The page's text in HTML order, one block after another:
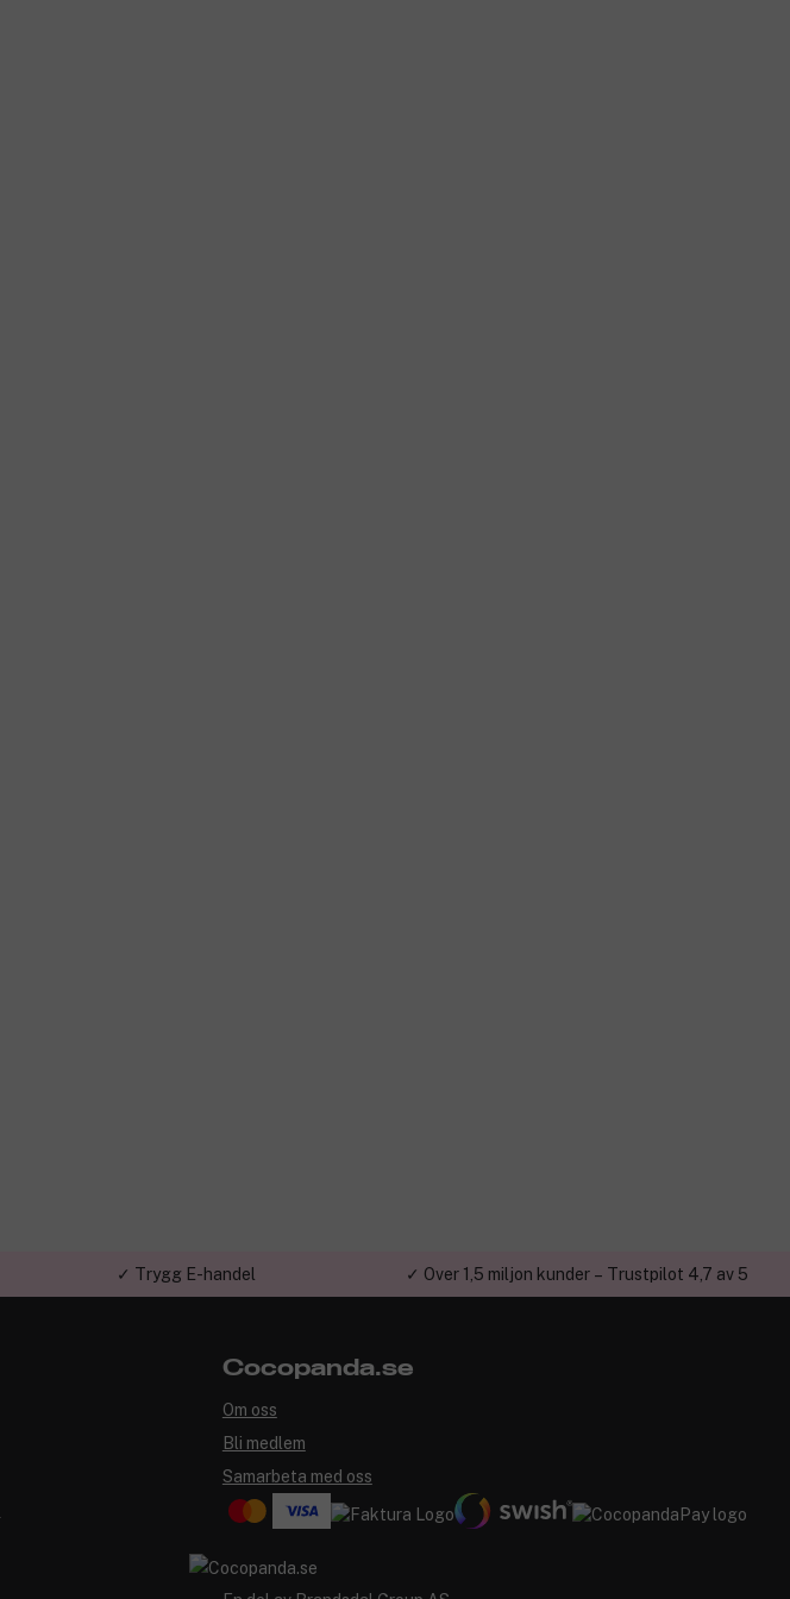
✓ Trygg E-handel ✓ Över 1,5 miljon kunder – Trustpilot 4,7 av 5
Cocopanda.se
Om oss
Bli medlem
Samarbeta med oss